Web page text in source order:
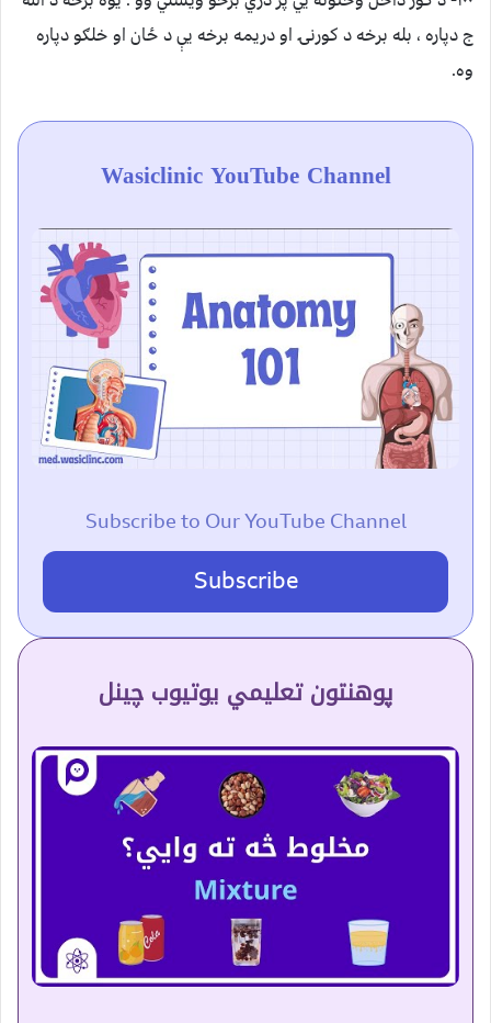
ج دپاره ، بله برخه د کورنۍ او دريمه برخه يې د ځان او خلګو دپاره
وه.
Wasiclinic YouTube Channel
Subscribe to Our YouTube Channel
Subscribe
پوهنتون تعلیمي یوتیوب چینل